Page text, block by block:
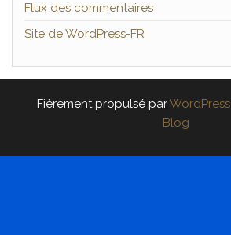
Flux des commentaires
Site de WordPress-FR
Fièrement propulsé parWordPress
Blog